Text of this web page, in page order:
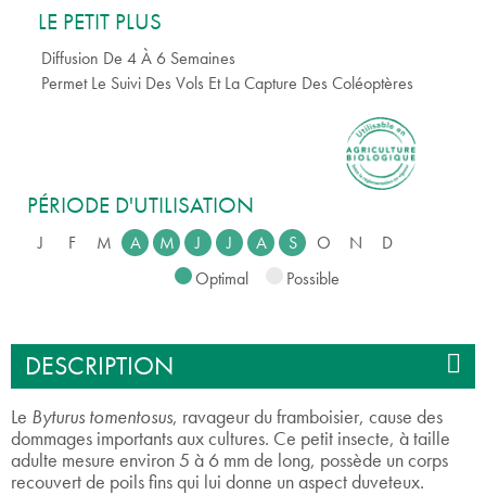
LE PETIT PLUS
Diffusion De 4 À 6 Semaines
Permet Le Suivi Des Vols Et La Capture Des Coléoptères
PÉRIODE D'UTILISATION
J F M A M J J A S O N
D
Optimal
Possible
DESCRIPTION
Le Byturus tomentosus, ravageur du framboisier, cause des
dommages importants aux cultures. Ce petit insecte, à taille
adulte mesure environ 5 à 6 mm de long, possède un corps
recouvert de poils fins qui lui donne un aspect duveteux.